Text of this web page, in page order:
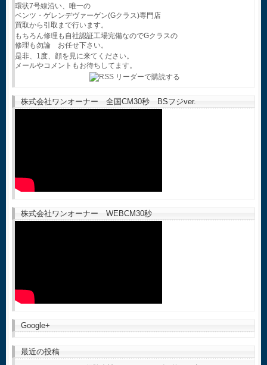
環状7号線沿い、唯一の
ベンツ・ゲレンデヴァーゲン(Gクラス)専門店
買取から引取まで行います。
もちろん修理も自社認証工場完備なのでGクラスの
修理も勿論 お任せ下さい。
是非、1度、顔を見に来てください。
メールやコメントもお待ちしてます。
株式会社ワンオーナー 全国CM30秒 BSフジver.
株式会社ワンオーナー WEBCM30秒
Google+
最近の投稿